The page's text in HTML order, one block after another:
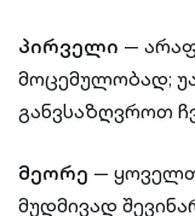
პირველი —
მოცემულობად;
განვსაზღვროთ
მეორე —
მუდმივად